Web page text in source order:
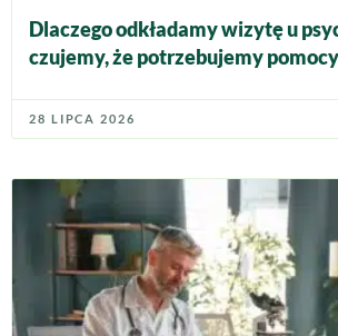
Dlaczego odkładamy wizytę u
czujemy, że potrzebujemy
28 LIPCA 2026